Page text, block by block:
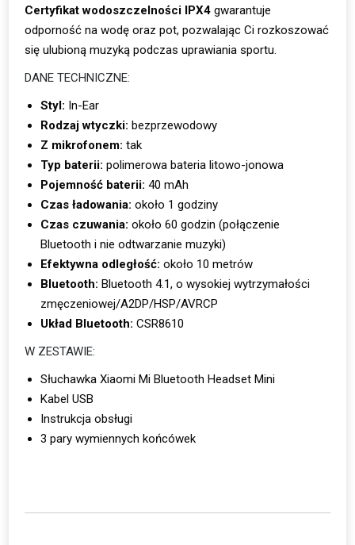
Certyfikat wodoszczelności IPX4 gwarantuje
odporność na wodę oraz pot, pozwalając Ci rozkoszować
się ulubioną muzyką podczas uprawiania sportu.
DANE TECHNICZNE:
Styl: In-Ear
Rodzaj wtyczki: bezprzewodowy
Z mikrofonem: tak
Typ baterii: polimerowa bateria litowo-jonowa
Pojemność baterii: 40 mAh
Czas ładowania: około 1 godziny
Czas czuwania: około 60 godzin (połączenie
Bluetooth i nie odtwarzanie muzyki)
Efektywna odległość: około 10 metrów
Bluetooth: Bluetooth 4.1, o wysokiej wytrzymałości
zmęczeniowej/A2DP/HSP/AVRCP
Układ Bluetooth: CSR8610
W ZESTAWIE:
Słuchawka Xiaomi Mi Bluetooth Headset Mini
Kabel USB
Instrukcja obsługi
3 pary wymiennych końcówek